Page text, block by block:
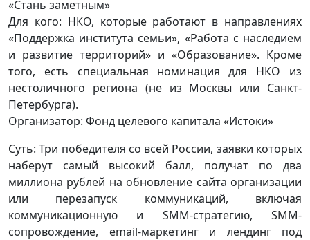
Для кого: НКО, которые работают в направлениях
«Поддержка института семьи», «Работа с наследием
и развитие территорий» и «Образование». Кроме
того, есть специальная номинация для НКО из
нестоличного региона (не из Москвы или Санкт-
Петербурга).
Организатор: Фонд целевого капитала «Истоки»
Суть: Три победителя со всей России, заявки которых
наберут самый высокий балл, получат по два
миллиона рублей на обновление сайта организации
или перезапуск коммуникаций, включая
коммуникационную и SMM-стратегию, SMM-
сопровождение, email-маркетинг и лендинг под